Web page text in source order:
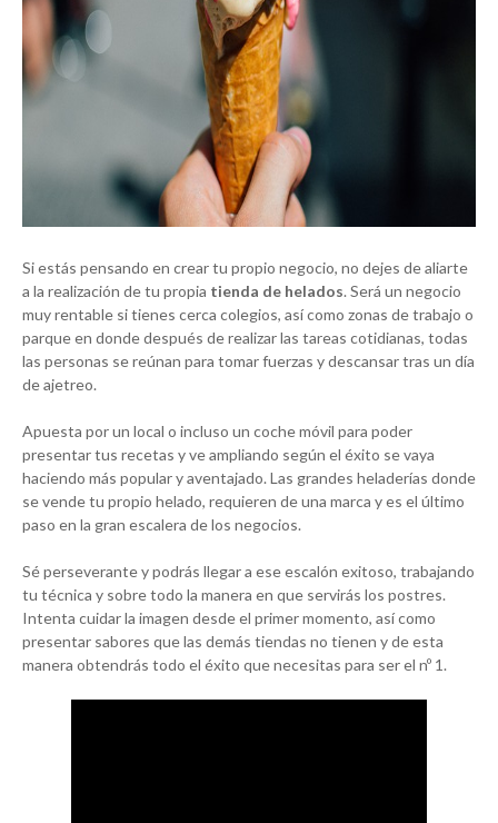
Si estás pensando en crear tu propio negocio, no dejes de aliarte
a la realización de tu propia tienda de helados. Será un negocio
muy rentable si tienes cerca colegios, así como zonas de trabajo o
parque en donde después de realizar las tareas cotidianas, todas
las personas se reúnan para tomar fuerzas y descansar tras un día
de ajetreo.
Apuesta por un local o incluso un coche móvil para poder
presentar tus recetas y ve ampliando según el éxito se vaya
haciendo más popular y aventajado. Las grandes heladerías donde
se vende tu propio helado, requieren de una marca y es el último
paso en la gran escalera de los negocios.
Sé perseverante y podrás llegar a ese escalón exitoso, trabajando
tu técnica y sobre todo la manera en que servirás los postres.
Intenta cuidar la imagen desde el primer momento, así como
presentar sabores que las demás tiendas no tienen y de esta
manera obtendrás todo el éxito que necesitas para ser el nº 1.